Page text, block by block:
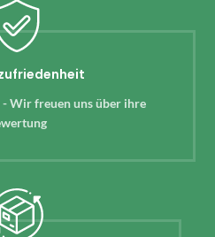
- Wir freuen uns über ihre